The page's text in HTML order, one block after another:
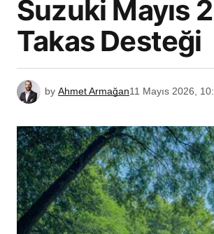
Suzuki Mayıs
Takas Desteği
by Ahmet Armağan11 Mayıs 2026,